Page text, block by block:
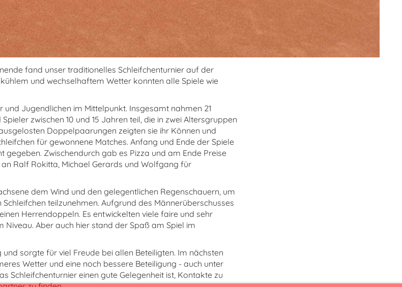
fand unser traditionelles Schleifchenturnier auf der
und wechselhaftem Wetter konnten alle Spiele wie
Jugendlichen im Mittelpunkt. Insgesamt nahmen 21
zwischen 10 und 15 Jahren teil, die in zwei Altersgruppen
Doppelpaarungen zeigten sie ihr Können und
für gewonnene Matches. Anfang und Ende der Spiele
Zwischendurch gab es Pizza und am Ende Preise
Ralf Rokitta, Michael Gerards und Wolfgang für
dem Wind und den gelegentlichen Regenschauern, um
teilzunehmen. Aufgrund des Männerüberschusses
Herrendoppeln. Es entwickelten viele faire und sehr
Niveau. Aber auch hier stand der Spaß am Spiel im
sorgte für viel Freude bei allen Beteiligten. Im nächsten
Wetter und eine noch bessere Beteiligung - auch unter
Schleifchenturnier einen gute Gelegenheit ist, Kontakte zu